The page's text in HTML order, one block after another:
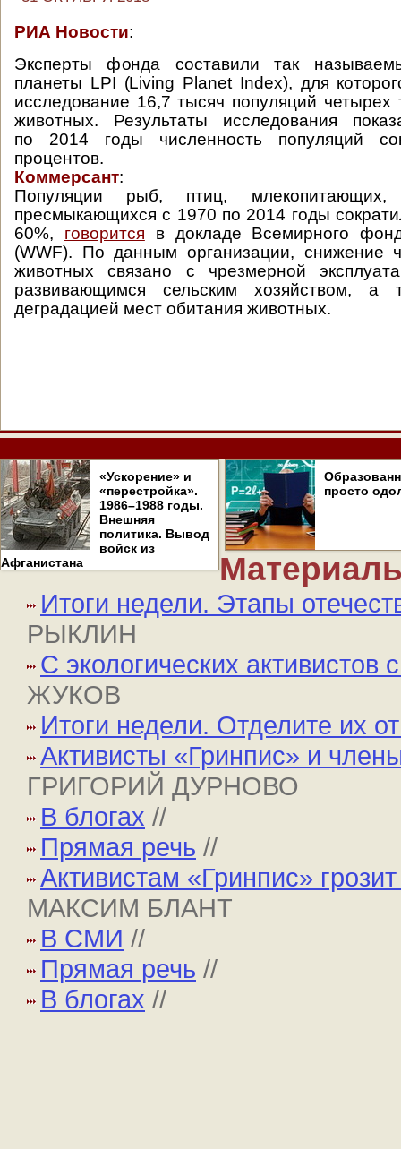
РИА Новости:
Эксперты фонда составили так
планеты LPI (Living Planet Index), для
исследование 16,7 тысяч популяций четырех
животных. Результаты исследования
по 2014 годы численность популяций
процентов.
Коммерсант:
Популяции рыб, птиц,
пресмыкающихся с 1970 по 2014 годы
60%, говорится в докладе Всемирного
(WWF). По данным организации, снижение
животных связано с чрезмерной
развивающимся сельским хозяйством, а
деградацией мест обитания животных.
«Ускорение» и
«перестройка».
1986–1988 годы.
Внешняя
политика. Вывод
войск из
Афганистана
просто
Итоги недели. Этапы
РЫКЛИН
С экологических активистов
ЖУКОВ
Итоги недели. Отделите их
Активисты «Гринпис» и
ГРИГОРИЙ ДУРНОВО
В блогах //
Прямая речь //
Активистам «Гринпис»
МАКСИМ БЛАНТ
В СМИ //
Прямая речь //
В блогах //